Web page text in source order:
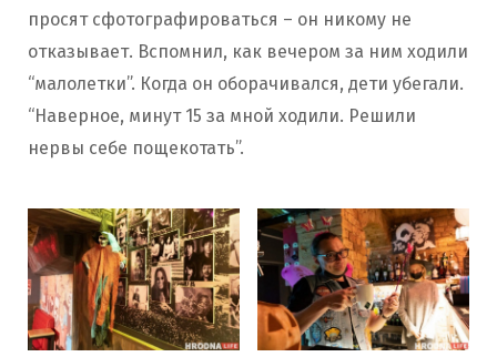
просят сфотографироваться – он никому не
отказывает. Вспомнил, как вечером за ним ходили
“малолетки”. Когда он оборачивался, дети убегали.
“Наверное, минут 15 за мной ходили. Решили
нервы себе пощекотать”.